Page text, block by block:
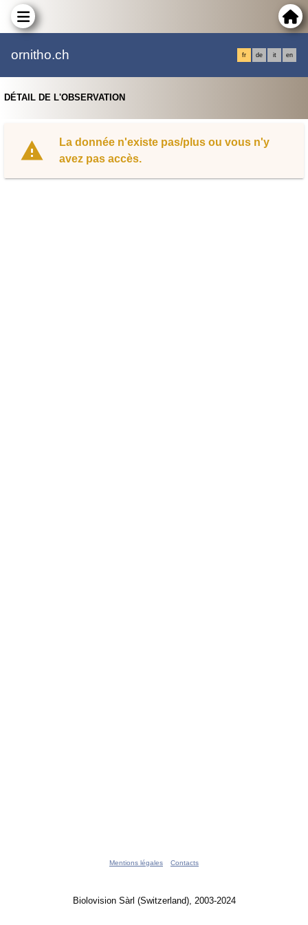
ornitho.ch fr de it en
DÉTAIL DE L'OBSERVATION
La donnée n'existe pas/plus ou vous n'y
avez pas accès.
Mentions légales Contacts
Biolovision Sàrl (Switzerland), 2003-2024